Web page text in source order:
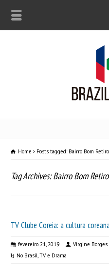
Home Posts tagged: Bairro Bom Retiro
Tag Archives: Bairro Bom Retiro
TV Clube Coreia: a cultura
fevereiro 21, 2019
Virgine Borges
No Brasil,TV e Drama